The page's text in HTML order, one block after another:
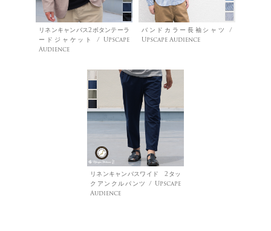
リネンキャンバス2ボタンテーラ
ードジャケット / Upscape
Audience
バンドカラー長袖シャツ /
Upscape Audience
リネンキャンバスワイド 2タッ
クアンクルパンツ / Upscape
Audience